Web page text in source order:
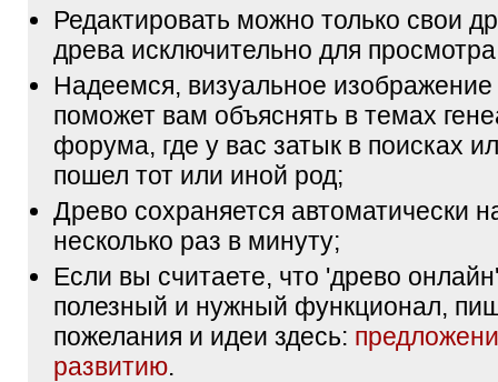
Редактировать можно только свои
древа исключительно для
Надеемся, визуальное
поможет вам объяснять в темах
форума, где у вас затык в поисках
пошел тот или иной род;
Древо сохраняется автоматически
несколько раз в минуту;
Если вы считаете, что 'древо
полезный и нужный функционал,
пожелания и идеи здесь:
развитию.